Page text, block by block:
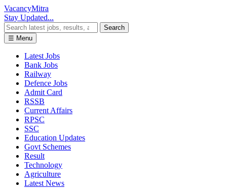
VacancyMitra
Stay Updated...
Search
☰ Menu
Latest Jobs
Bank Jobs
Railway
Defence Jobs
Admit Card
RSSB
Current Affairs
RPSC
SSC
Education Updates
Govt Schemes
Result
Technology
Agriculture
Latest News